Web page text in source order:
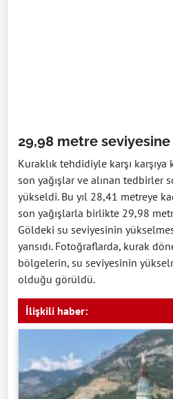
29,98 metre
Kuraklık tehdidiyle karşı karşıya
son yağışlar ve alınan tedbirler
yükseldi. Bu yıl 28,41 metreye
son yağışlarla birlikte 29,98
Göldeki su seviyesinin
yansıdı. Fotoğraflarda, kurak
bölgelerin, su seviyesinin
olduğu görüldü.
İlişkili haber: